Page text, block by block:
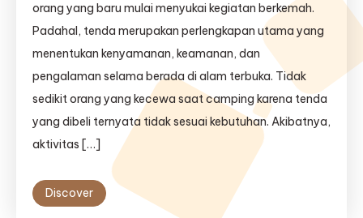
orang yang baru mulai menyukai kegiatan berkemah.
Padahal, tenda merupakan perlengkapan utama yang
menentukan kenyamanan, keamanan, dan
pengalaman selama berada di alam terbuka. Tidak
sedikit orang yang kecewa saat camping karena tenda
yang dibeli ternyata tidak sesuai kebutuhan. Akibatnya,
aktivitas […]
Discover